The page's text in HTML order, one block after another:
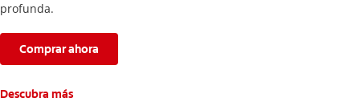
profunda.
Comprar ahora
Descubra más